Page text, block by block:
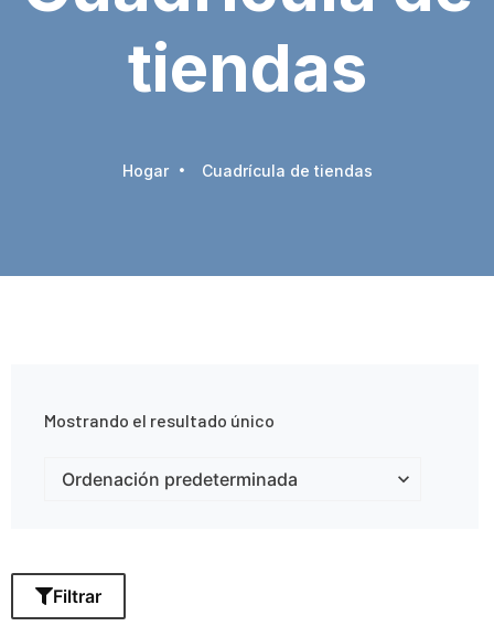
tiendas
Hogar Cuadrícula de tiendas
Mostrando el resultado único
Filtrar